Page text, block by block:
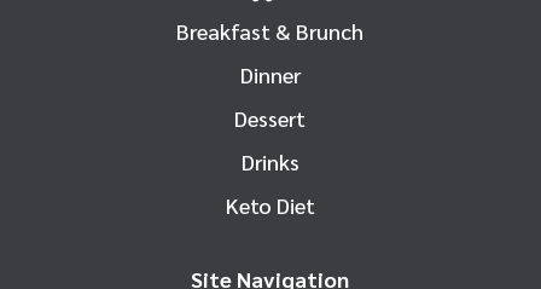
Breakfast & Brunch
Dinner
Dessert
Drinks
Keto Diet
Site Navigation